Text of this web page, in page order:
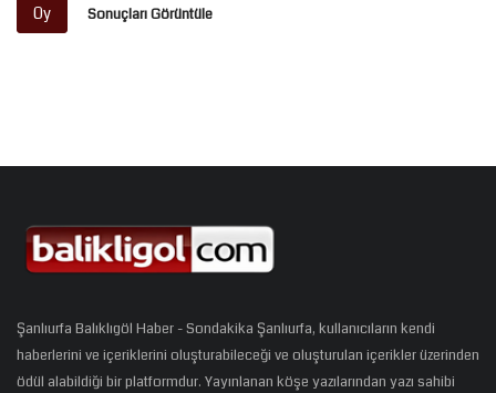
Oy Sonuçları Görüntüle
Şanlıurfa Balıklıgöl Haber - Sondakika Şanlıurfa, kullanıcıların kendi
haberlerini ve içeriklerini oluşturabileceği ve oluşturulan içerikler üzerinden
ödül alabildiği bir platformdur. Yayınlanan köşe yazılarından yazı sahibi